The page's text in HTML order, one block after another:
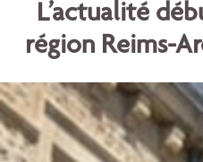
L’actualité
région Reims-